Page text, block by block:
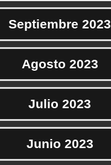
Septiembre 2023
Agosto 2023
Julio 2023
Junio 2023